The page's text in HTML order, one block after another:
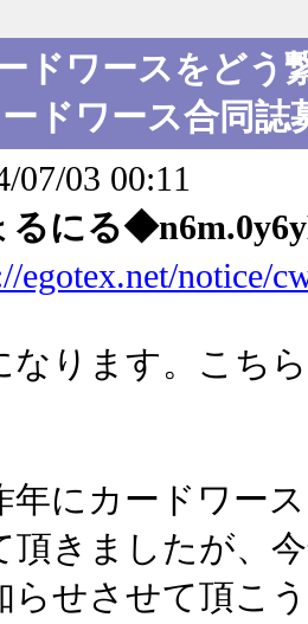
ドワースをどう
ドワース合同誌
07/03 00:11
るにる
egotex.net/notice/
なります。こち
年にカードワー
頂きましたが、
らせさせて頂こ